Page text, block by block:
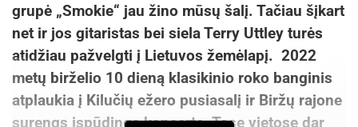
grupė „Smokie“ jau žino mūsų šalį. Tačiau šįkart
net ir jos gitaristas bei siela Terry Uttley turės
atidžiau pažvelgti į Lietuvos žemėlapį. 2022
metų birželio 10 dieną klasikinio roko banginis
atplaukia į Kilučių ežero pusiasalį ir Biržų rajone
surengs įspūdingą koncertą. Tose vietose dar